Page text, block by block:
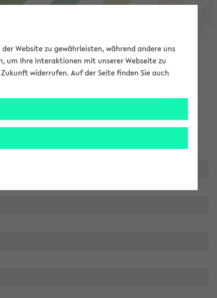
eKVV
Website zu gewährleisten, während andere uns
um Ihre Interaktionen mit unserer Webseite zu
widerrufen. Auf der Seite finden Sie auch